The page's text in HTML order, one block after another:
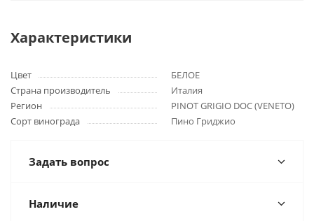
Характеристики
Цвет
БЕЛОЕ
Страна производитель
Италия
Регион
PINOT GRIGIO DOC (VENETO)
Сорт винограда
Пино Гриджио
Задать вопрос
Наличие